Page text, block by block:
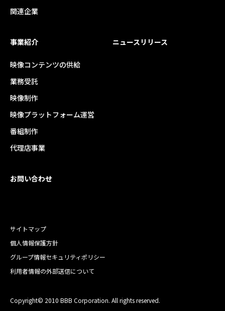
関連企業
事業紹介
映像コンテンツの供給
業務受託
映像制作
映像プラットフォーム運営
番組制作
代理店事業
ニュースリリース
お問い合わせ
Copyright© 2010 BBB Corporation. All rights reserved.
サイトマップ
個人情報保護方針
グループ情報セキュリティポリシー
利用者情報の外部送信について